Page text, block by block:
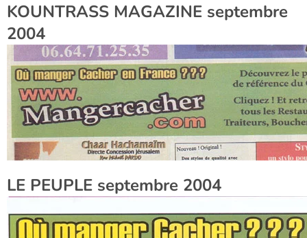
KOUNTRASS MAGAZINE septembre
2004
LE PEUPLE septembre 2004